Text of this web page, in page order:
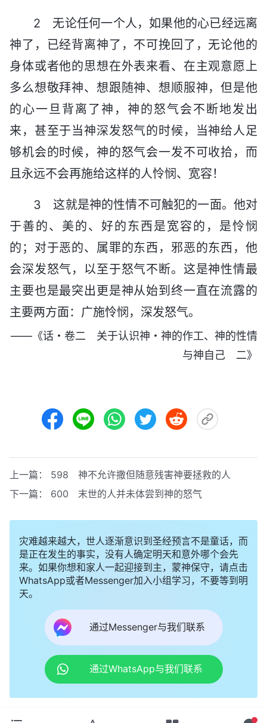
2 无论任何一个人，如果他的心已经远离
神了，已经背离神了，不可挽回了，无论他的
身体或者他的思想在外表来看、在主观意愿上
多么想敬拜神、想跟随神、想顺服神，但是他
的心一旦背离了神，神的怒气会不断地发出
来，甚至于当神深发怒气的时候，当神给人足
够机会的时候，神的怒气会一发不可收拾，而
且永远不会再施给这样的人怜悯、宽容！
3 这就是神的性情不可触犯的一面。他对
于善的、美的、好的东西是宽容的，是怜悯
的；对于恶的、属罪的东西，邪恶的东西，他
会深发怒气，以至于怒气不断。这是神性情最
主要也是最突出更是神从始到终一直在流露的
主要两方面：广施怜悯，深发怒气。
——《话・卷二 关于认识神・神的作工、神的性情
与神自己 二》
上一篇： 598 神不允许撒但随意残害神要拯救的人
下一篇： 600 末世的人并未体尝到神的怒气
灾难越来越大，世人逐渐意识到圣经预言不是童话，而
是正在发生的事实，没有人确定明天和意外哪个会先
来。如果你想和家人一起迎接到主，蒙神保守，请点击
WhatsApp或者Messenger加入小组学习，不要等到明
天。
通过Messenger与我们联系
通过WhatsApp与我们联系